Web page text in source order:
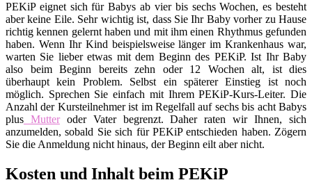
PEKiP eignet sich für Babys ab vier bis sechs Wochen, es besteht
aber keine Eile. Sehr wichtig ist, dass Sie Ihr Baby vorher zu Hause
richtig kennen gelernt haben und mit ihm einen Rhythmus gefunden
haben. Wenn Ihr Kind beispielsweise länger im Krankenhaus war,
warten Sie lieber etwas mit dem Beginn des PEKiP. Ist Ihr Baby
also beim Beginn bereits zehn oder 12 Wochen alt, ist dies
überhaupt kein Problem. Selbst ein späterer Einstieg ist noch
möglich. Sprechen Sie einfach mit Ihrem PEKiP-Kurs-Leiter. Die
Anzahl der Kursteilnehmer ist im Regelfall auf sechs bis acht Babys
plus Mutteroder Vater begrenzt. Daher raten wir Ihnen, sich
anzumelden, sobald Sie sich für PEKiP entschieden haben. Zögern
Sie die Anmeldung nicht hinaus, der Beginn eilt aber nicht.
Kosten und Inhalt beim PEKiP